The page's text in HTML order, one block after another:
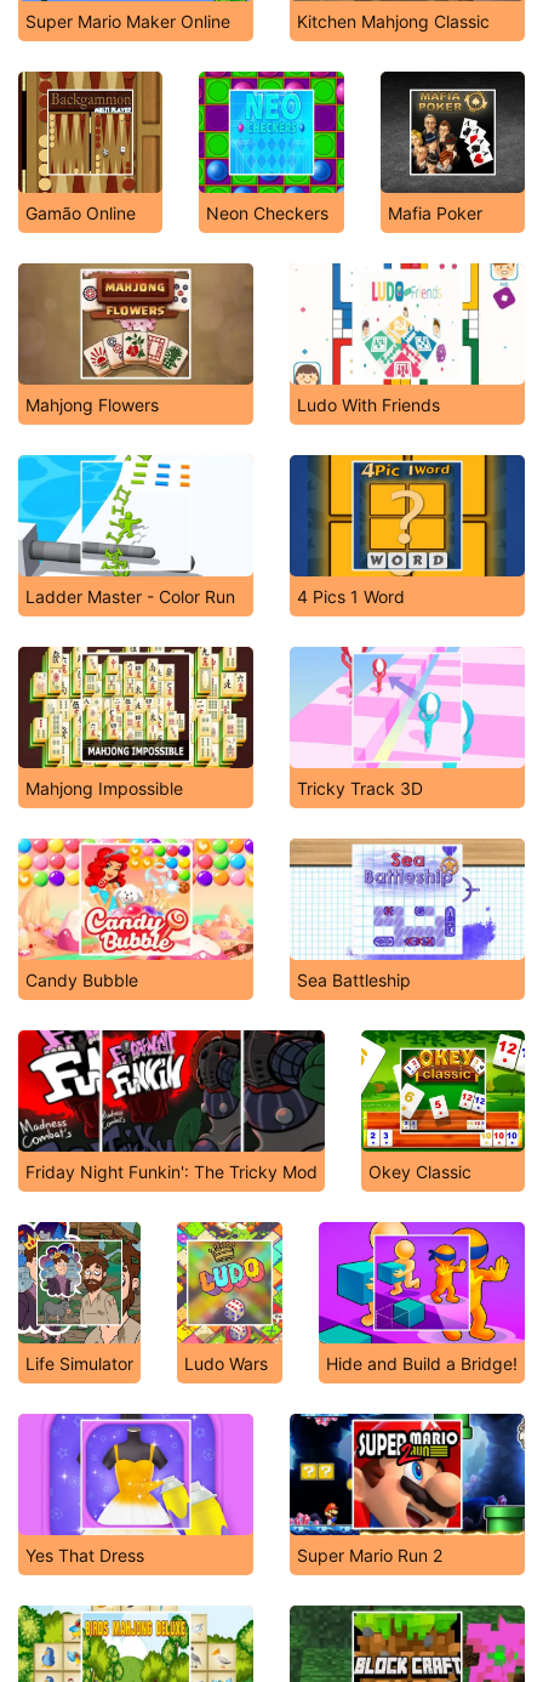
Super Mario Maker Online Kitchen Mahjong Classic
Gamão Online Neon Checkers Mafia Poker
Mahjong Flowers Ludo With Friends
Ladder Master - Color Run 4 Pics 1 Word
Mahjong Impossible Tricky Track 3D
Candy Bubble Sea Battleship
Friday Night Funkin': The Tricky Mod Okey Classic
Life Simulator Ludo Wars Hide and Build a Bridge!
Yes That Dress Super Mario Run 2